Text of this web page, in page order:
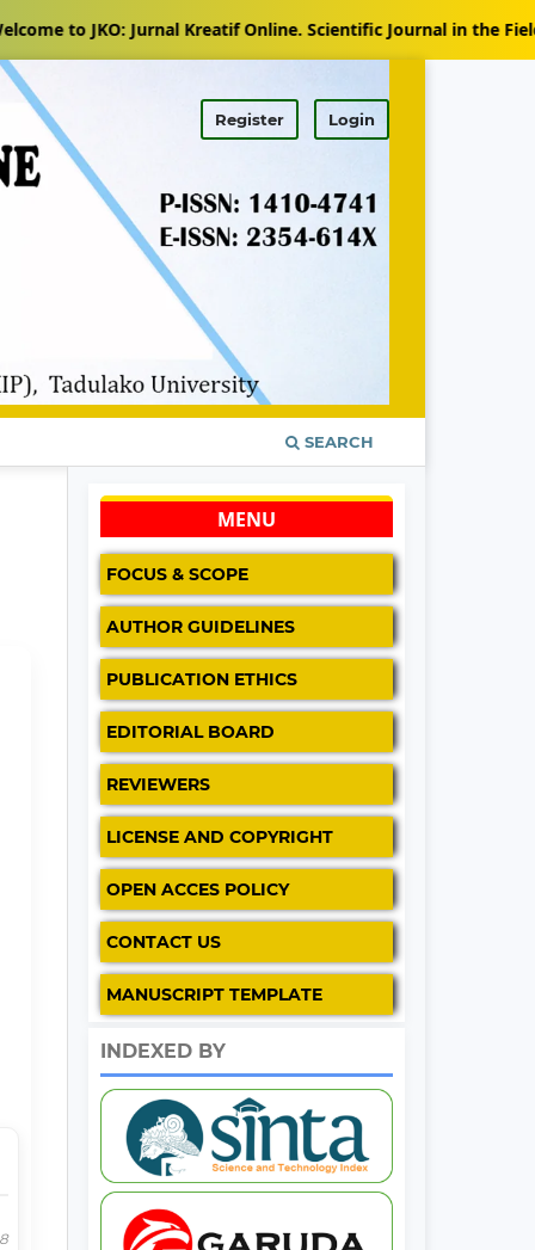
Jurnal Kreatif Online. Scientific Journal in the Field of
SEARCH
Register Login
MENU
FOCUS & SCOPE
AUTHOR GUIDELINES
PUBLICATION ETHICS
EDITORIAL BOARD
REVIEWERS
LICENSE AND COPYRIGHT
OPEN ACCES POLICY
CONTACT US
MANUSCRIPT TEMPLATE
INDEXED BY